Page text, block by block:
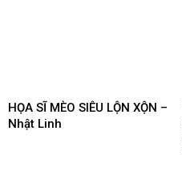
HỌA SĨ MÈO SIÊU LỘN XỘN –
Nhật Linh